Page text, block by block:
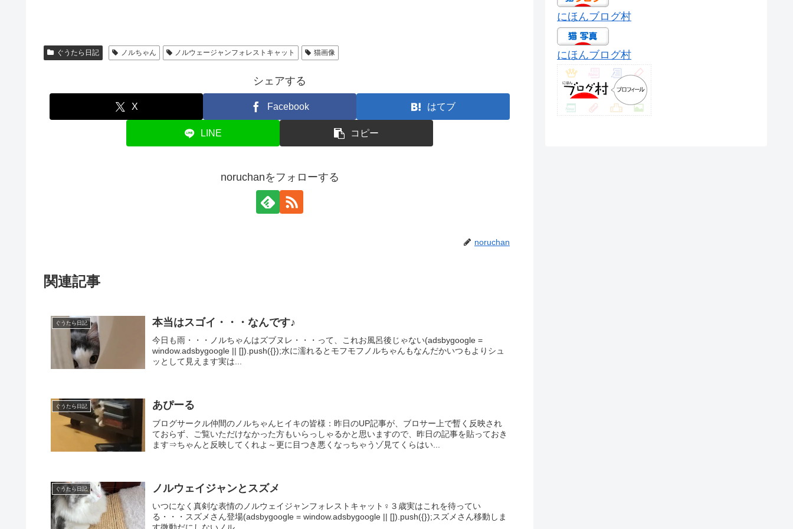
ぐうたら日記 ノルちゃん ノルウェージャンフォレストキャット 猫画像
シェアする
X Facebook はてブ
LINE コピー
noruchanをフォローする
noruchan
関連記事
ぐうたら日記 本当はスゴイ・・・なんです♪
今日も雨・・・ノルちゃんはズブヌレ・・・って、これお風呂後じゃない(adsbygoogle =
window.adsbygoogle || []).push({});水に濡れるとモフモフノルちゃんもなんだかいつもよりシュ
ッとして見えます実は...
ぐうたら日記 あぴーる
ブログサークル仲間のノルちゃんヒイキの皆様：昨日のUP記事が、ブロサー上で暫く反映され
ておらず、ご覧いただけなかった方もいらっしゃるかと思いますので、昨日の記事を貼っておき
ます⇒ちゃんと反映してくれよ～更に目つき悪くなっちゃうゾ見てくらはい...
ぐうたら日記 ノルウェイジャンとスズメ
いつになく真剣な表情のノルウェイジャンフォレストキャット♀３歳実はこれを待ってい
る・・・スズメさん登場(adsbygoogle = window.adsbygoogle || []).push({});スズメさん移動しま
にほんブログ村
にほんブログ村